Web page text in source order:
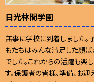
日光林間学園
無事に学校に到着しました。
もたちはみんな満足した顔ば
でした。これからの活躍も楽
す。保護者の皆様、準備、お迎